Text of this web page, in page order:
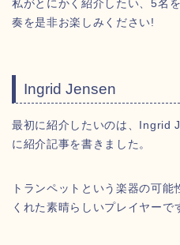
私がとにかく紹介したい、5名
奏を是非お楽しみください!
Ingrid Jensen
最初に紹介したいのは、Ingrid
に紹介記事を書きました。
トランペットという楽器の可
くれた素晴らしいプレイヤーで